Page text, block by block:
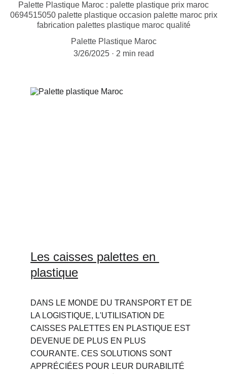
Palette Plastique Maroc : palette plastique prix maroc
0694515050 palette plastique occasion palette maroc prix
fabrication palettes plastique maroc qualité
Palette Plastique Maroc
3/26/2025
2 min read
Les caisses palettes en
plastique
DANS LE MONDE DU TRANSPORT ET DE
LA LOGISTIQUE, L'UTILISATION DE
CAISSES PALETTES EN PLASTIQUE EST
DEVENUE DE PLUS EN PLUS
COURANTE. CES SOLUTIONS SONT
APPRÉCIÉES POUR LEUR DURABILITÉ